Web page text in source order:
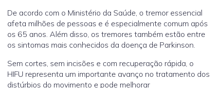
De acordo com o Ministério da Saúde, o tremor essencial
afeta milhões de pessoas e é especialmente comum após
os 65 anos. Além disso, os tremores também estão entre
os sintomas mais conhecidos da doença de Parkinson.
Sem cortes, sem incisões e com recuperação rápida, o
HIFU representa um importante avanço no tratamento dos
distúrbios do movimento e pode melhorar